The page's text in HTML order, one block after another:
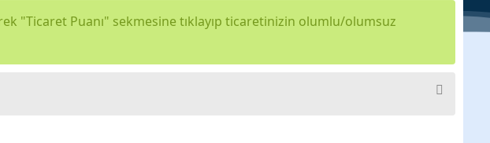
"Ticaret Puanı" sekmesine tıklayıp ticaretinizin olumlu/olumsuz